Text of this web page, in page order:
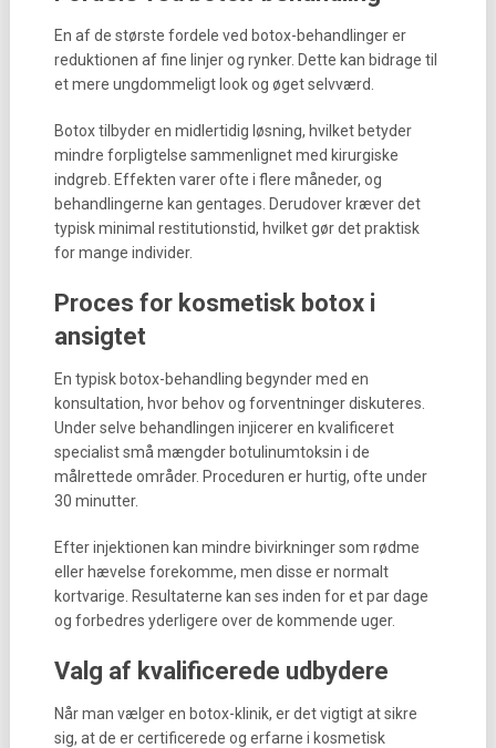
En af de største fordele ved botox-behandlinger er
reduktionen af fine linjer og rynker. Dette kan bidrage til
et mere ungdommeligt look og øget selvværd.
Botox tilbyder en midlertidig løsning, hvilket betyder
mindre forpligtelse sammenlignet med kirurgiske
indgreb. Effekten varer ofte i flere måneder, og
behandlingerne kan gentages. Derudover kræver det
typisk minimal restitutionstid, hvilket gør det praktisk
for mange individer.
Proces for kosmetisk botox i
ansigtet
En typisk botox-behandling begynder med en
konsultation, hvor behov og forventninger diskuteres.
Under selve behandlingen injicerer en kvalificeret
specialist små mængder botulinumtoksin i de
målrettede områder. Proceduren er hurtig, ofte under
30 minutter.
Efter injektionen kan mindre bivirkninger som rødme
eller hævelse forekomme, men disse er normalt
kortvarige. Resultaterne kan ses inden for et par dage
og forbedres yderligere over de kommende uger.
Valg af kvalificerede udbydere
Når man vælger en botox-klinik, er det vigtigt at sikre
sig, at de er certificerede og erfarne i kosmetisk